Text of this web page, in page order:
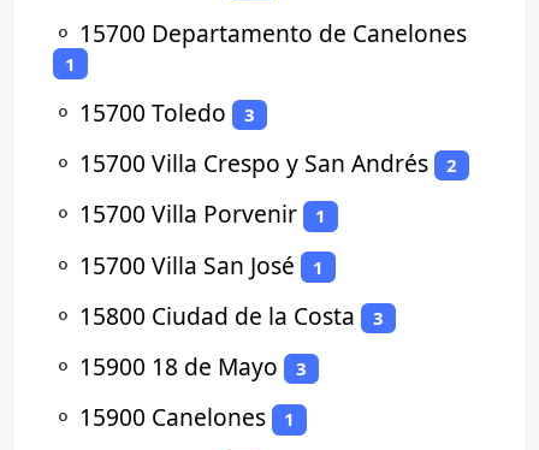
⚬ 15700 Departamento de Canelones
1
⚬ 15700 Toledo 3
⚬ 15700 Villa Crespo y San Andrés 2
⚬ 15700 Villa Porvenir 1
⚬ 15700 Villa San José 1
⚬ 15800 Ciudad de la Costa 3
⚬ 15900 18 de Mayo 3
⚬ 15900 Canelones 1